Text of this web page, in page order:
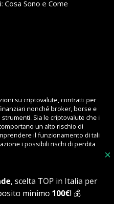
×
, scelta TOP in Italia per
minimo 100€! 💰
Cosa Sono e Come
su criptovalute, contratti per
nonché broker, borse e
Sia le criptovalute che i
un alto rischio di
il funzionamento di tali
i possibili rischi di perdita
da ViboBet - Sede legale: Via